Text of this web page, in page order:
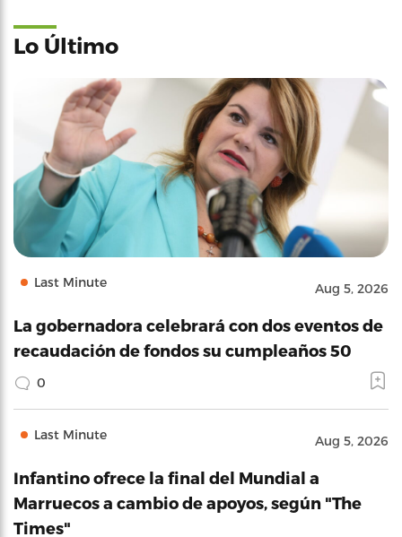
Lo Último
Last Minute Aug 5, 2026
La gobernadora celebrará con dos eventos de
recaudación de fondos su cumpleaños 50
0
Last Minute Aug 5, 2026
Infantino ofrece la final del Mundial a
Marruecos a cambio de apoyos, según "The
Times"